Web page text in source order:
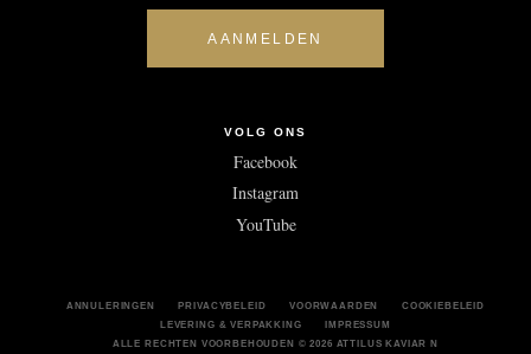
VOLG ONS
Facebook
Instagram
YouTube
ANNULERINGEN PRIVACYBELEID VOORWAARDEN
COOKIEBELEID
LEVERING & VERPAKKING
IMPRESSUM
ALLE RECHTEN VOORBEHOUDEN © 2026 ATTILUS KAVIAR N